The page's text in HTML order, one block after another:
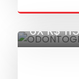
6X R$